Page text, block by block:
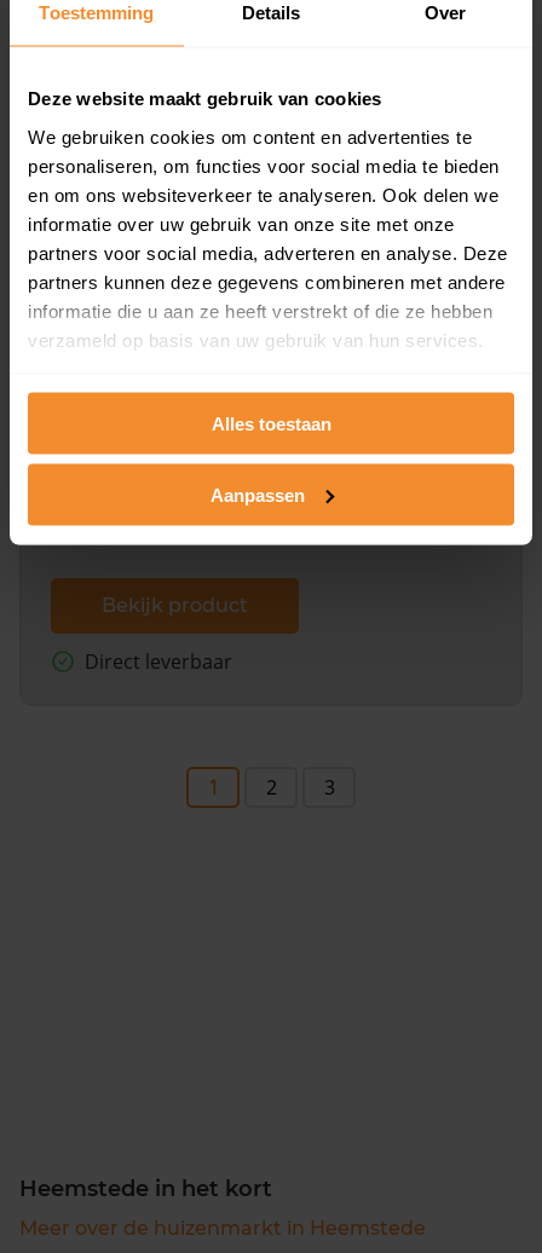
Toestemming Details Over
Deze website maakt gebruik van cookies
We gebruiken cookies om content en advertenties te
personaliseren, om functies voor social media te bieden
en om ons websiteverkeer te analyseren. Ook delen we
informatie over uw gebruik van onze site met onze
partners voor social media, adverteren en analyse. Deze
partners kunnen deze gegevens combineren met andere
informatie die u aan ze heeft verstrekt of die ze hebben
verzameld op basis van uw gebruik van hun services.
Alles toestaan
Aanpassen
en koopdatum) binnen een postcodegebied. Dit
inclusief een jaar lang gratis updates van nieuwe
Bekijk product
Direct leverbaar
Kadastrale kaart pakket
Alleen globale ligging perceel
omliggende percelen met de kadastrale erfgrenzen,
dit inclusief de luchtfoto!
Bekijk product
Direct leverbaar
1 2 3
Heemstede in het kort
Meer over de huizenmarkt in Heemstede